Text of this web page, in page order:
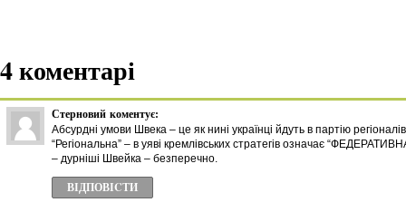
4 коментарі
Стерновий коментує:
Абсурдні умови Швека – це як нині українці йдуть в партію
“Регіональна” – в уяві кремлівських стратегів означає
– дурніші Швейка – безперечно.
ВІДПОВІCТИ